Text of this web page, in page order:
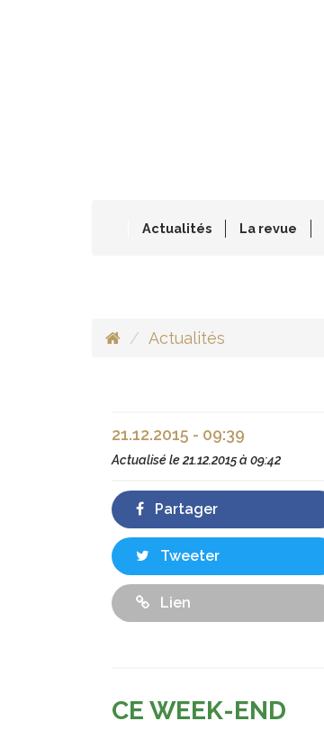
Actualités La revue
Actualités
21.12.2015 - 09:39
Actualisé le21.12.2015 à 09:42
Partager
Tweeter
Lien
CE WEEK-END